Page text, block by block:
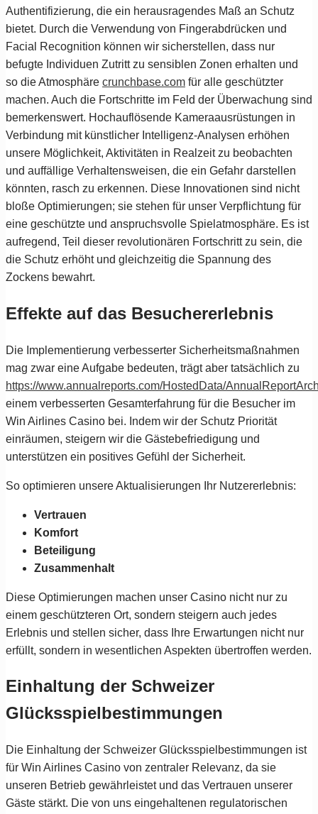
Authentifizierung, die ein herausragendes Maß an Schutz
bietet. Durch die Verwendung von Fingerabdrücken und
Facial Recognition können wir sicherstellen, dass nur
befugte Individuen Zutritt zu sensiblen Zonen erhalten und
so die Atmosphäre crunchbase.com für alle geschützter
machen. Auch die Fortschritte im Feld der Überwachung sind
bemerkenswert. Hochauflösende Kameraausrüstungen in
Verbindung mit künstlicher Intelligenz-Analysen erhöhen
unsere Möglichkeit, Aktivitäten in Realzeit zu beobachten
und auffällige Verhaltensweisen, die ein Gefahr darstellen
könnten, rasch zu erkennen. Diese Innovationen sind nicht
bloße Optimierungen; sie stehen für unser Verpflichtung für
eine geschützte und anspruchsvolle Spielatmosphäre. Es ist
aufregend, Teil dieser revolutionären Fortschritt zu sein, die
die Schutz erhöht und gleichzeitig die Spannung des
Zockens bewahrt.
Effekte auf das Besuchererlebnis
Die Implementierung verbesserter Sicherheitsmaßnahmen
mag zwar eine Aufgabe bedeuten, trägt aber tatsächlich zu
https://www.annualreports.com/HostedData/
einem verbesserten Gesamterfahrung für die Besucher im
Win Airlines Casino bei. Indem wir der Schutz Priorität
einräumen, steigern wir die Gästebefriedigung und
unterstützen ein positives Gefühl der Sicherheit.
So optimieren unsere Aktualisierungen Ihr Nutzererlebnis:
Vertrauen
Komfort
Beteiligung
Zusammenhalt
Diese Optimierungen machen unser Casino nicht nur zu
einem geschützteren Ort, sondern steigern auch jedes
Erlebnis und stellen sicher, dass Ihre Erwartungen nicht nur
erfüllt, sondern in wesentlichen Aspekten übertroffen werden.
Einhaltung der Schweizer
Glücksspielbestimmungen
Die Einhaltung der Schweizer Glücksspielbestimmungen ist
für Win Airlines Casino von zentraler Relevanz, da sie
unseren Betrieb gewährleistet und das Vertrauen unserer
Gäste stärkt. Die von uns eingehaltenen regulatorischen